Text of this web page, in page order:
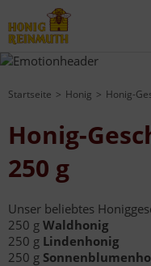
Startseite Honig Honig-
Honig-
250 g
Unser beliebtes
250 g Waldhonig
250 g Lindenhonig
250 g